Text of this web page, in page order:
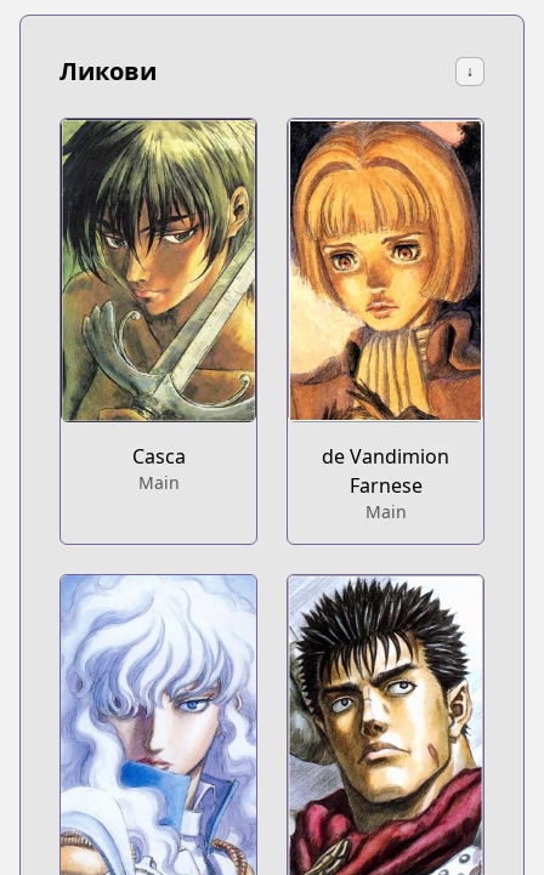
Ликови ↓
Casca
Main
de Vandimion
Farnese
Main